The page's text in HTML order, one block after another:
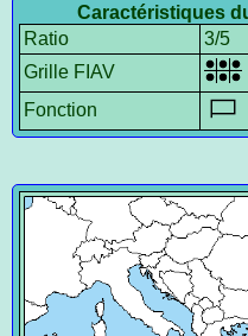
Caractéristiques
Ratio
3/5
Grille FIAV
Fonction